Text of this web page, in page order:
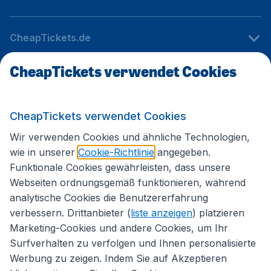
CheapTickets.de
Internationale Webseiten
Folgen Sie uns:
CheapTickets verwendet Cookies
CheapTickets verwendet Cookies
Wir verwenden Cookies und ähnliche Technologien,
wie in unserer Cookie-Richtlinie angegeben.
Funktionale Cookies gewährleisten, dass unsere
Webseiten ordnungsgemäß funktionieren, während
analytische Cookies die Benutzererfahrung
verbessern. Drittanbieter (liste anzeigen) platzieren
Marketing-Cookies und andere Cookies, um Ihr
Surfverhalten zu verfolgen und Ihnen personalisierte
Werbung zu zeigen. Indem Sie auf Akzeptieren